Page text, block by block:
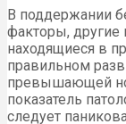
В поддержании
факторы, другие
находящиеся в
правильном
превышающей
показатель
следует